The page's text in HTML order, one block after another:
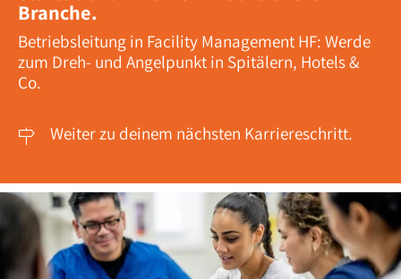
Branche.
Betriebsleitung in Facility Management HF: Werde
zum Dreh- und Angelpunkt in Spitälern, Hotels &
Co.
 Weiter zu deinem nächsten Karriereschritt.